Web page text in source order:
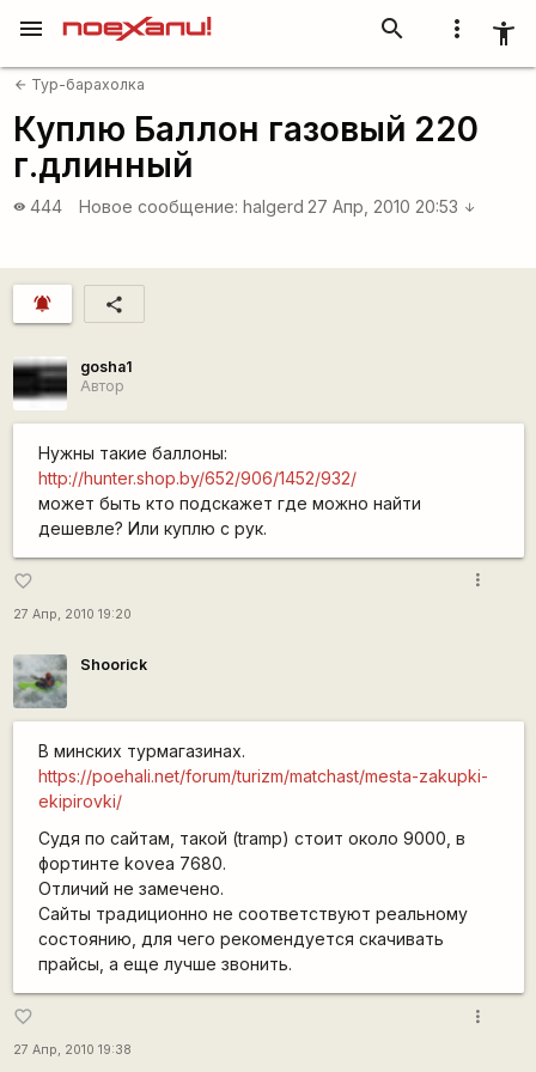
more_vert accessibility_new
search
menu
arrow_back Тур-барахолка
Куплю Баллон газовый 220
г.длинный
visibility 444 Новое сообщение: halgerd 27 Апр, 2010 20:53 arrow_downward
notifications_active share
gosha1
Автор
Нужны такие баллоны:
http://hunter.shop.by/652/906/1452/932/
может быть кто подскажет где можно найти
дешевле? Или куплю с рук.
favorite_border
27 Апр, 2010 19:20
more_vert
Shoorick
В минских турмагазинах.
https://poehali.net/forum/turizm/matchast/mesta-zakupki-
ekipirovki/
Судя по сайтам, такой (tramp) стоит около 9000, в
фортинте kovea 7680.
Отличий не замечено.
Сайты традиционно не соответствуют реальному
состоянию, для чего рекомендуется скачивать
прайсы, а еще лучше звонить.
favorite_border
27 Апр, 2010 19:38
more_vert